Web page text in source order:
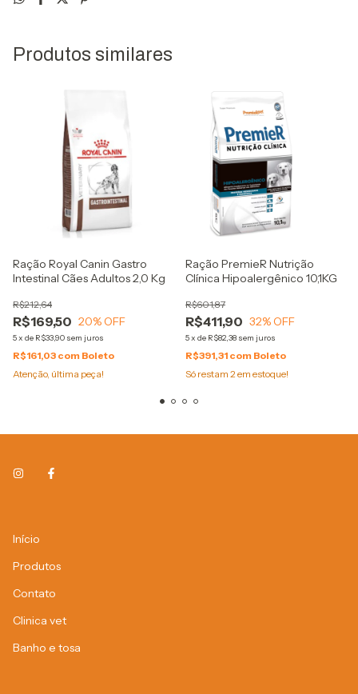
Produtos similares
Ração Royal Canin Gastro
Intestinal Cães Adultos 2,0 Kg
R$169,50
R$212,64
20% OFF
5x de R$33,90 sem juros
R$161,03 com Boleto
Atenção, última peça!
Ração PremieR Nutrição
Clínica Hipoalergênico 10,1KG
R$411,90
R$601,87
32% OFF
5x de R$82,38 sem juros
R$391,31 com Boleto
Só restam 2em estoque!
Início
Produtos
Contato
Clinica vet
Banho e tosa